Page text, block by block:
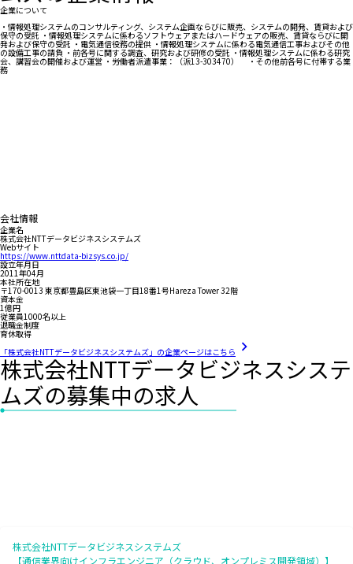
企業について
・情報処理システムのコンサルティング、システム企画ならびに販売、システムの開発、賃貸および
保守の受託 ・情報処理システムに係わるソフトウェアまたはハードウェアの販売、賃貸ならびに開
発および保守の受託 ・電気通信役務の提供 ・情報処理システムに係わる電気通信工事およびその他
の設備工事の請負 ・前各号に関する調査、研究および研修の受託 ・情報処理システムに係わる研究
会、講習会の開催および運営 ・労働者派遣事業：（派13-303470） ・その他前各号に付帯する業
務
会社情報
企業名
株式会社NTTデータビジネスシステムズ
Webサイト
https://www.nttdata-bizsys.co.jp/
設立年月日
2011年04月
本社所在地
〒170-0013 東京都豊島区東池袋一丁目18番1号Hareza Tower 32階
資本金
1億円
従業員1000名以上
退職金制度
育休取得
「株式会社NTTデータビジネスシステムズ」の企業ページはこちら
株式会社NTTデータビジネスシステ
ムズの募集中の求人
株式会社NTTデータビジネスシステムズ
【通信業界向けインフラエンジニア（クラウド、オンプレミス開発領域）】